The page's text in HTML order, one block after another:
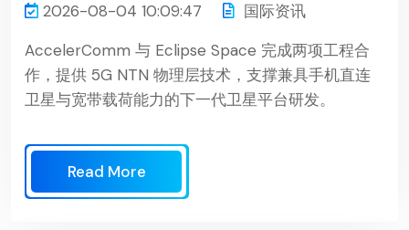
2026-08-04 10:09:47
国际资讯
AccelerComm 与 Eclipse Space 完成两项工程合
作，提供 5G NTN 物理层技术，支撑兼具手机直连
卫星与宽带载荷能力的下一代卫星平台研发。
Read More